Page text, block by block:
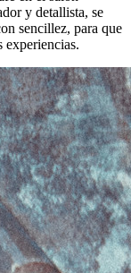
y detallista, se
sencillez, para que
experiencias.